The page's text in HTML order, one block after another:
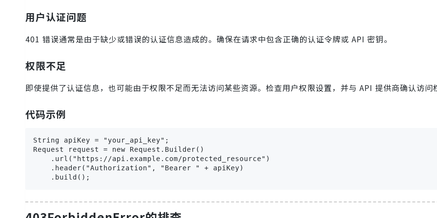
用户认证问题
401 错误通常是由于缺少或错误的认证信息造成的。确保在请求中包含正确的认证令牌或 API 密钥。
权限不足
即使提供了认证信息，也可能由于权限不足而无法访问某些资源。检查用户权限设置，并与 API 提供商确认访问
代码示例
String apiKey = "your_api_key";
Request request = new Request.Builder()
    .url("https://api.example.com/protected_resource")
    .header("Authorization", "Bearer " + apiKey)
    .build();